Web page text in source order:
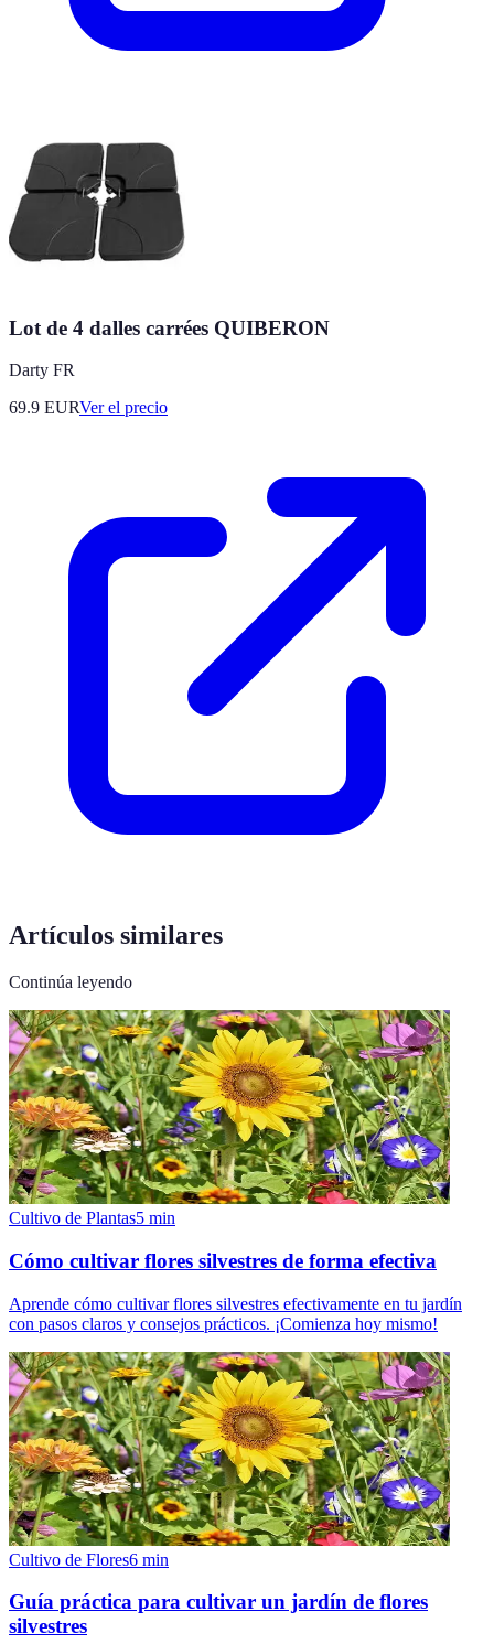
Lot de 4 dalles carrées QUIBERON
Darty FR
69.9 EURVer el precio
Artículos similares
Continúa leyendo
Cultivo de Plantas5 min
Cómo cultivar flores silvestres de forma efectiva
Aprende cómo cultivar flores silvestres efectivamente en tu jardín
con pasos claros y consejos prácticos. ¡Comienza hoy mismo!
Cultivo de Flores6 min
Guía práctica para cultivar un jardín de flores
silvestres